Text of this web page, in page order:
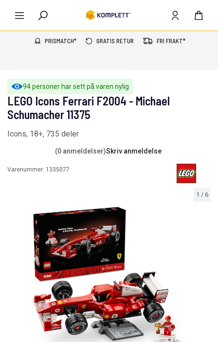
PRISMATCH* GRATIS RETUR FRI FRAKT*
94 personer har sett på varen nylig
1 / 6
LEGO Icons Ferrari F2004 - Michael
Schumacher 11375
Icons, 18+, 735 deler
(0 anmeldelser)Skriv anmeldelse
Varenummer: 1335077